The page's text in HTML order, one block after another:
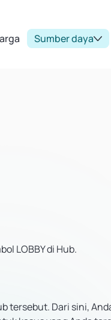
Sumber daya
LOBBY di Hub.
tersebut. Dari sini,